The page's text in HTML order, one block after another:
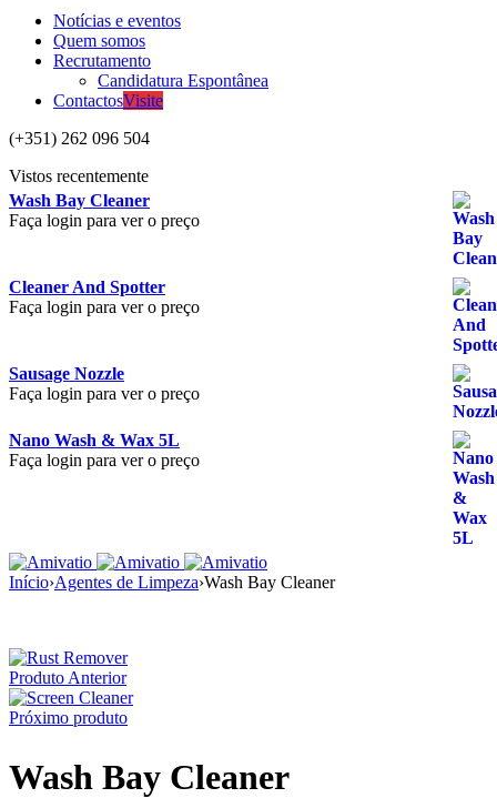
Notícias e eventos
Quem somos
Recrutamento
Candidatura Espontânea
ContactosVisite
(+351) 262 096 504
Vistos recentemente
Wash Bay Cleaner
Faça login para ver o preço
Cleaner And Spotter
Faça login para ver o preço
Sausage Nozzle
Faça login para ver o preço
Nano Wash & Wax 5L
Faça login para ver o preço
Início›Agentes de Limpeza›Wash Bay Cleaner
Produto Anterior
Próximo produto
Wash Bay Cleaner